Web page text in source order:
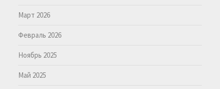
Март 2026
Февраль 2026
Ноябрь 2025
Май 2025